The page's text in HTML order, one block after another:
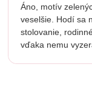
Áno, motív
veselšie. Hodí sa
stolovanie,
vďaka nemu